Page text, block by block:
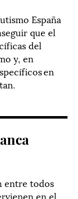
España
que el
del
y, en
en
entre todos
en el